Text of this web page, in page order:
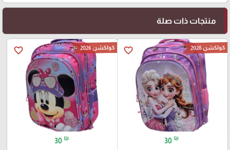
منتجات ذات صلة
favorite_border كولكشن 2026
30 ₪
favorite_border كولكشن 2026
30 ₪